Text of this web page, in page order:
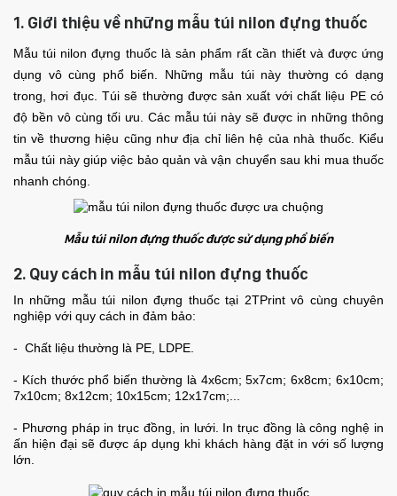
1. Giới thiệu về những mẫu túi nilon đựng thuốc
Mẫu túi nilon đựng thuốc là sản phẩm rất cần thiết và được ứng
dụng vô cùng phổ biến. Những mẫu túi này thường có dạng
trong, hơi đục. Túi sẽ thường được sản xuất với chất liệu PE có
độ bền vô cùng tối ưu. Các mẫu túi này sẽ được in những thông
tin về thương hiệu cũng như địa chỉ liên hệ của nhà thuốc. Kiểu
mẫu túi này giúp việc bảo quản và vận chuyển sau khi mua thuốc
nhanh chóng.
Mẫu túi nilon đựng thuốc được sử dụng phổ biến
2. Quy cách in mẫu túi nilon đựng thuốc
In những mẫu túi nilon đựng thuốc tại 2TPrint vô cùng chuyên
nghiệp với quy cách in đảm bảo:
- Chất liệu thường là PE, LDPE.
- Kích thước phổ biến thường là 4x6cm; 5x7cm; 6x8cm; 6x10cm;
7x10cm; 8x12cm; 10x15cm; 12x17cm;...
- Phương pháp in trục đồng, in lưới. In trục đồng là công nghệ in
ấn hiện đại sẽ được áp dụng khi khách hàng đặt in với số lượng
lớn.